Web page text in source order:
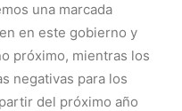
una marcada
en este gobierno y
próximo, mientras los
negativas para los
del próximo año